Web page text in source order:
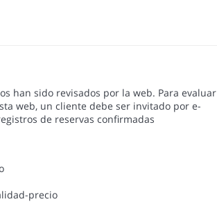
han sido revisados por la web. Para evaluar
web, un cliente debe ser invitado por e-
de reservas confirmadas
precio